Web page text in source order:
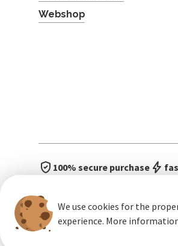
We use cookies for the
experience. More
Webshop
100% secure purchase